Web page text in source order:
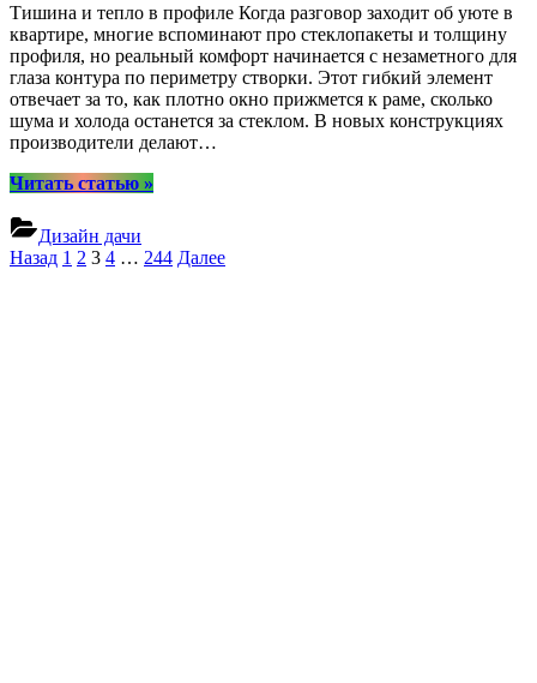
Тишина и тепло в профиле Когда разговор заходит об уюте в
квартире, многие вспоминают про стеклопакеты и толщину
профиля, но реальный комфорт начинается с незаметного для
глаза контура по периметру створки. Этот гибкий элемент
отвечает за то, как плотно окно прижмется к раме, сколько
шума и холода останется за стеклом. В новых конструкциях
производители делают…
Читать статью“Тихо
инновационные
уплотнители
»
Дизайн дачи
Пагинация
Назад 1 2 3 4 … 244 Далее